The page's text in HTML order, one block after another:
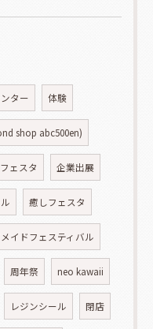
ター 体験
shop abc500en)
ェスタ 企業出展
癒しフェスタ
イドフェスティバル
周年祭 neo kawaii
レジンシール 閉店